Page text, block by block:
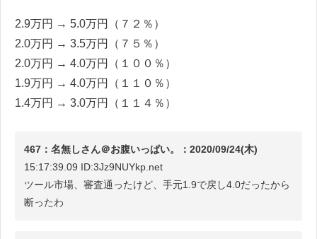
2.9万円 → 5.0万円（７２％）
2.0万円 → 3.5万円（７５％）
2.0万円 → 4.0万円（１００％）
1.9万円 → 4.0万円（１１０％）
1.4万円 → 3.0万円（１１４％）
467：名無しさん＠お腹いっぱい。：2020/09/24(木)
15:17:39.09 ID:3Jz9NUYkp.net
ツール市場、審査通ったけど、手元1.9で戻し4.0だったから
断ったわ